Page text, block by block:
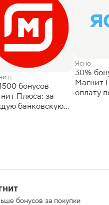
бонусов
Плюса: за
банковскую
Ясно
30%
Магнит
оплату
бонусов за покупки